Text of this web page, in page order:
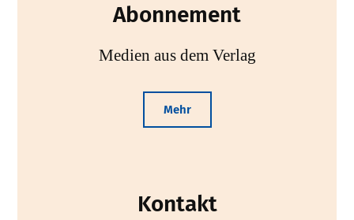
Abonnement
Medien aus dem Verlag
Mehr
Kontakt